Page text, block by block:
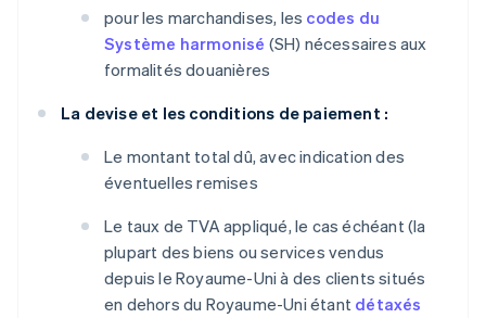
pour les marchandises, les codes du
Système harmonisé (SH) nécessaires aux
formalités douanières
La devise et les conditions de paiement :
Le montant total dû, avec indication des
éventuelles remises
Le taux de TVA appliqué, le cas échéant (la
plupart des biens ou services vendus
depuis le Royaume-Uni à des clients situés
en dehors du Royaume-Uni étant détaxés